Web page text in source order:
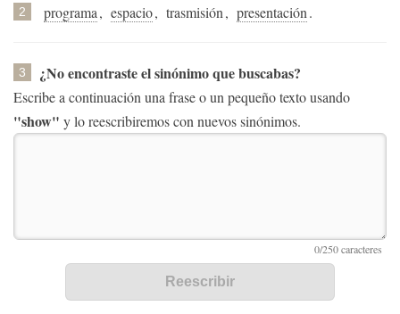
2 programa, espacio, trasmisión, presentación.
3 ¿No encontraste el sinónimo que buscabas?
Escribe a continuación una frase o un pequeño texto usando
"show" y lo reescribiremos con nuevos sinónimos.